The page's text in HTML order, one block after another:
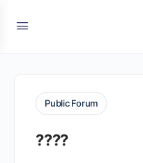
Public Forum
????